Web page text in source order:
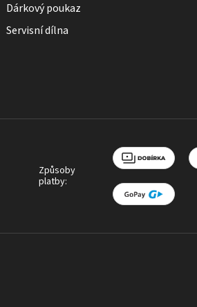
Dárkový poukaz
Servisní dílna
Způsoby
platby: